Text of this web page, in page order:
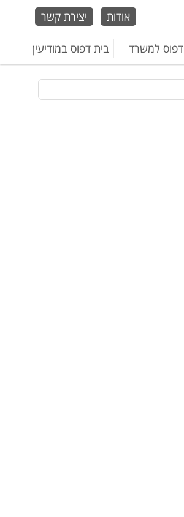
אודות יצירת קשר
דפוס למשרד בית דפוס במודיעין